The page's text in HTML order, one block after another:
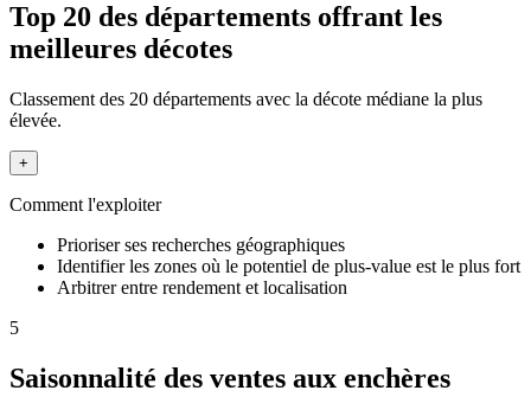
Top 20 des départements offrant les
meilleures décotes
Classement des 20 départements avec la décote médiane la plus
élevée.
+
Comment l'exploiter
Prioriser ses recherches géographiques
Identifier les zones où le potentiel de plus-value est le plus fort
Arbitrer entre rendement et localisation
5
Saisonnalité des ventes aux enchères